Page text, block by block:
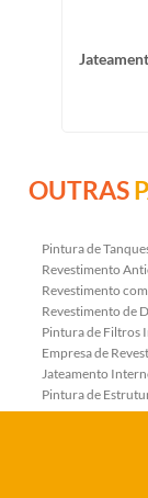
OUTRAS
Pintura de
Revestimento
Revestimento
Revestimento de
Pintura de Filtros
Empresa de
Jateamento
Pintura de
Piso Epóxi
Revestimentos